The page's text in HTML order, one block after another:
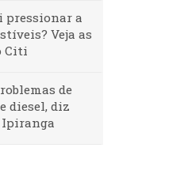
pressionar a
Veja as
Citi
de
diesel, diz
Ipiranga